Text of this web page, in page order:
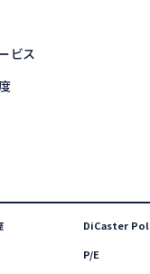
ビス
DiCaster
P/E